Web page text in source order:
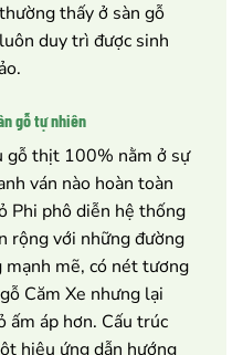
thấy ở sàn gỗ
duy trì được sinh
gỗ tự nhiên
gỗ thịt 100% nằm ở sự
ván nào hoàn toàn
Phi phô diễn hệ thống
rộng với những đường
mạnh mẽ, có nét tương
Căm Xe nhưng lại
ấm áp hơn. Cấu trúc
hiệu ứng dẫn hướng